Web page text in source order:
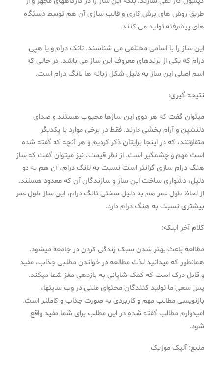
طریق روش های برش کاری و قالب سازی آن هم توسط دستگاه
های پیشرفته تولید می کنند.
این ساز را با اسامی مختلفی می شناسند. تانک درام و یا هپی
درام که یکی از برندهای معروف این ساز می باشد. در حالی که
اسم اصلی این ساز به دلیل شکل زبانه ها تانگ درام است.
نتیجه گیری:
میتوان گفت که هر دوی این سازها محبوب هستند و صدای
دلنشین و آرام بخشی دارند. فقط در برخی موارد با یکدیگر
متفاوتند، که در اینجا برایتان ذکر کردیم و هر آنچه که گفته شده
است مهم و چشمگیر است. از نظر قیمت، نیز میتوان گفت که ساز
هنگ درام سازی گرانتر است نسبت به تانگ درام، آن هم به دو
دلیل، دشواری ساخت این ساز و سازندگان آن که معدود هستند.
از لحاظ طول عمر هم به دلیل سختی تانگ درام، این ساز طول عمر
بیشتری نسبت به هنگ درام دارد.
کلام آخر اینکه:
مطالعه باعث بهتر شدن سبک زندگی کردن در جامعه میشود.
همانطور که میدانید لذت مطالعه در خواندن مطلبی جذاب، مفید
و قابل درک است که کمک شایانی به بازدهی مغز شما میکند.
پس سعی ما تولید کنندگان محتوای متنی در وب سایتها،
بازنویسی مطالب مهم و کاربردی به صورت جذاب و کاملتر است.
امیدوارم مطالب گفته شده در این مطلب برای شما مفید واقع
شود.
منبع: آلیک موزیک